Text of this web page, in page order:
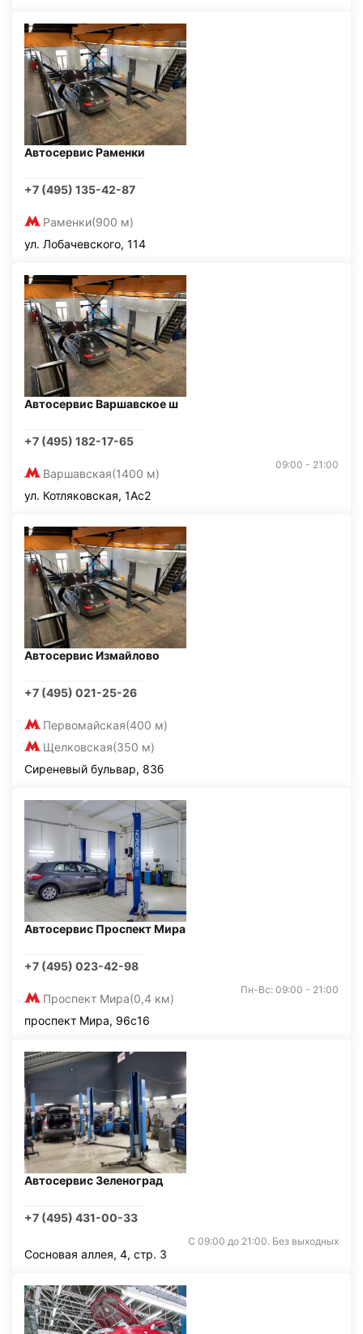
Автосервис Раменки
+7 (495) 135-42-87
Раменки(900 м)
ул. Лобачевского, 114
Автосервис Варшавское ш
+7 (495) 182-17-65
Варшавская(1400 м)
09:00 - 21:00
ул. Котляковская, 1Ас2
Автосервис Измайлово
+7 (495) 021-25-26
Первомайская(400 м)
Щелковская(350 м)
Сиреневый бульвар, 83б
Автосервис Проспект Мира
+7 (495) 023-42-98
Проспект Мира(0,4 км)
Пн-Вс: 09:00 - 21:00
проспект Мира, 96с16
Автосервис Зеленоград
+7 (495) 431-00-33
С 09:00 до 21:00. Без выходных
Сосновая аллея, 4, стр. 3